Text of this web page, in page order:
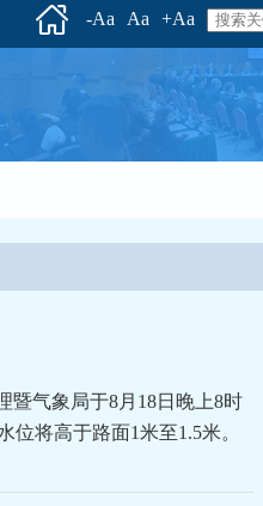
-Aa Aa +Aa
暨气象局于8月18日晚上8时
位将高于路面1米至1.5米。